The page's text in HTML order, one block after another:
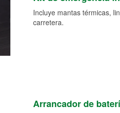
Incluye mantas térmicas,
carretera.
Arrancador de